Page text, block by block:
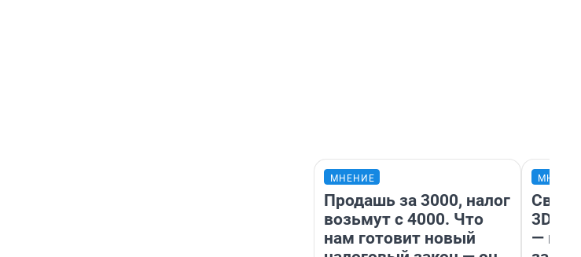
МНЕНИЕ
Продашь за 3000, налог
возьмут с 4000. Что
нам готовит новый
— как